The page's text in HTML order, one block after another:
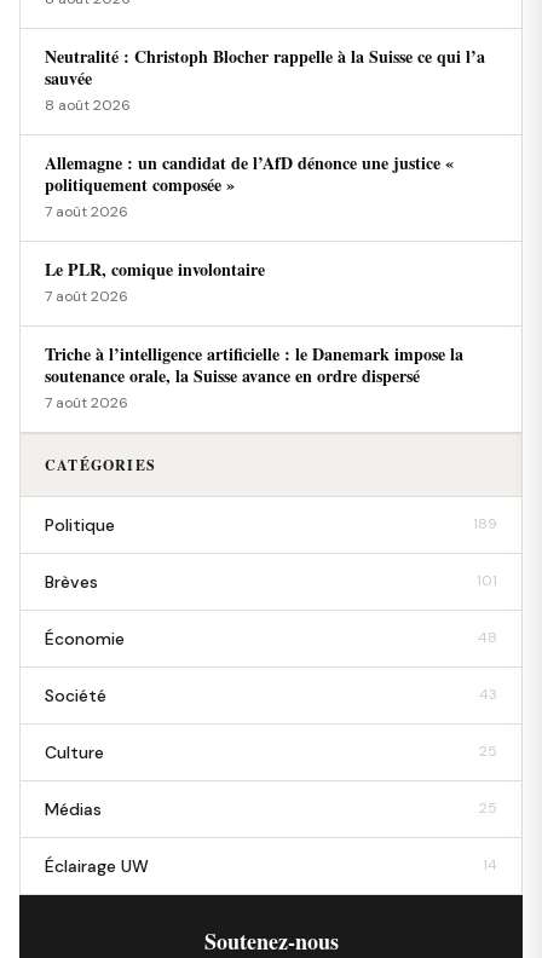
Neutralité : Christoph Blocher rappelle à la Suisse ce qui l’a
sauvée
8 août 2026
Allemagne : un candidat de l’AfD dénonce une justice «
politiquement composée »
7 août 2026
Le PLR, comique involontaire
7 août 2026
Triche à l’intelligence artificielle : le Danemark impose la
soutenance orale, la Suisse avance en ordre dispersé
7 août 2026
CATÉGORIES
Politique 189
Brèves 101
Économie 48
Société 43
Culture 25
Médias 25
Éclairage UW 14
Soutenez-nous